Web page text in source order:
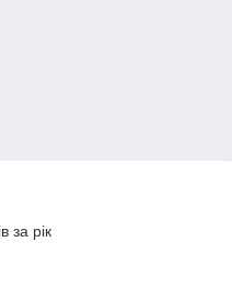
за рік